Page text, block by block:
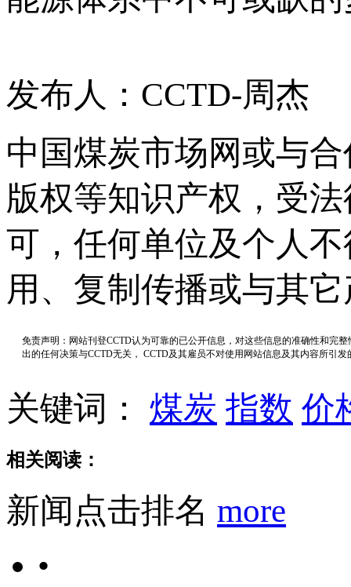
发布人：CCTD-周杰
中国煤炭市场网或与
版权等知识产权，受
可，任何单位及个人
用、复制传播或与其
免责声明：网站刊登CCTD认为可靠的已公开信息，对这些信息的准确性和完
出的任何决策与CCTD无关， CCTD及其雇员不对使用网站信息及其内容所引
关键词： 煤炭 指数 价
相关阅读：
新闻点击排名 more
•